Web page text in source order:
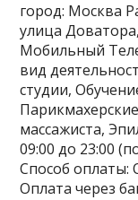
город: Москва
улица
Мобильный
вид
студии,
массажиста,
09:00 до 23:00
Способ оплаты:
Оплата через